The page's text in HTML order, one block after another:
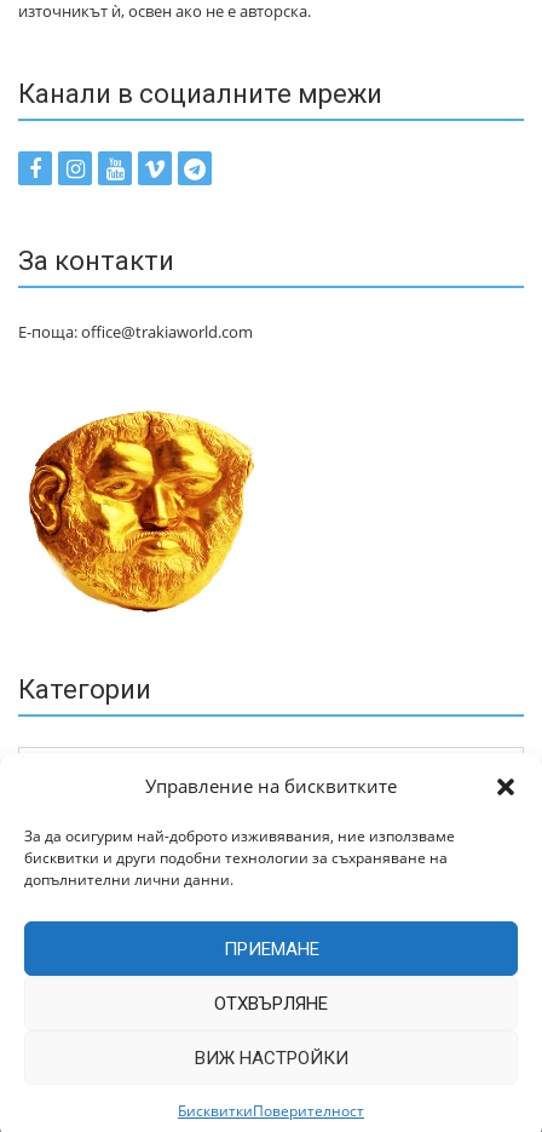
Управление на бисквитките
За да осигурим най-доброто изживявания, ние използваме
бисквитки и други подобни технологии за съхраняване на
допълнителни лични данни.
ПРИЕМАНЕ
ОТХВЪРЛЯНЕ
ВИЖ НАСТРОЙКИ
БисквиткиПоверителност
източникът ѝ, освен ако не е авторска.
Канали в социалните мрежи
За контакти
Е-поща: office@trakiaworld.com
Категории
Архив
TrakiaWorld.com само с позоваване на източника.